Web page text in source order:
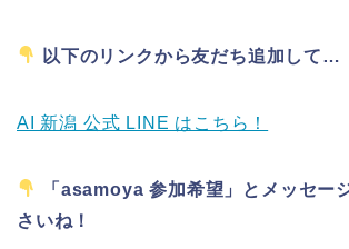
以下のリンクから友だち追加して…
AI 新潟 公式 LINE はこちら！
「asamoya 参加希望」とメッセー
さいね！